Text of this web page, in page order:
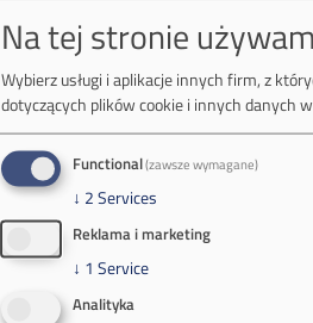
Na tej stronie
Wybierz usługi i aplikacje innych firm, z
dotyczących plików cookie i innych danych
Functional(zawsze wymagane)
↓ 2Services
Reklama i marketing
↓ 1 Service
Analityka